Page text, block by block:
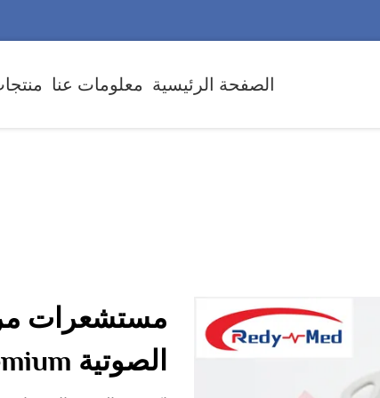
الصفحة الرئيسية معلومات عنا
مستشعرات
الصوتية Premium لرصد موثوق